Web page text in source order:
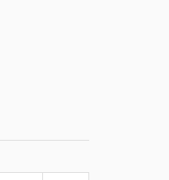
タサイエンス